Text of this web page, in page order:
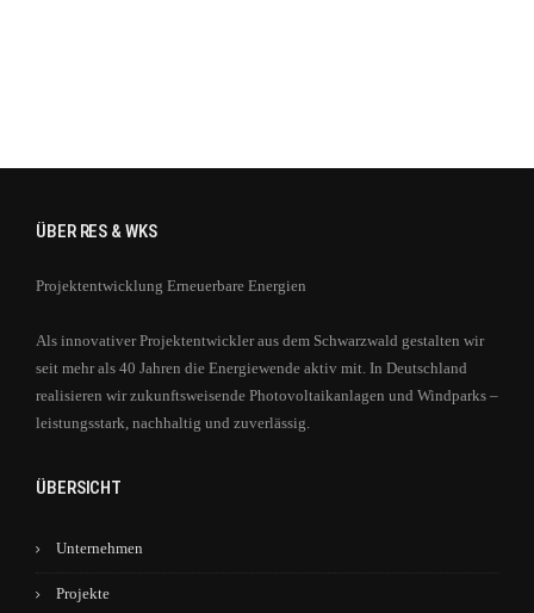
ÜBER RES & WKS
Projektentwicklung Erneuerbare Energien
Als innovativer Projektentwickler aus dem Schwarzwald gestalten wir
seit mehr als 40 Jahren die Energiewende aktiv mit. In Deutschland
realisieren wir zukunftsweisende Photovoltaikanlagen und Windparks –
leistungsstark, nachhaltig und zuverlässig.
ÜBERSICHT
Unternehmen
Projekte